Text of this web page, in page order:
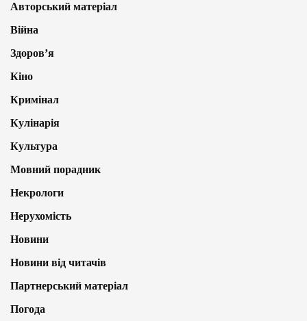
Авторський матеріал
Війна
Здоров’я
Кіно
Кримінал
Кулінарія
Культура
Мовний порадник
Некрологи
Нерухомість
Новини
Новини від читачів
Партнерський матеріал
Погода